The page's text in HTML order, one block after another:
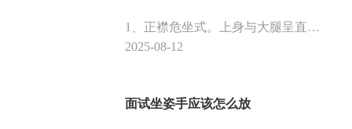
1、正襟危坐式。上身与大腿呈直角，大腿与小腿呈90度角，小腿垂直于地面，双膝双脚完全并拢。2、垂腿开膝式。要求上身与大腿、大腿与小腿皆成直角，小腿垂直地面，双膝分开，但不得超过肩宽。
2025-08-12
面试坐姿手应该怎么放